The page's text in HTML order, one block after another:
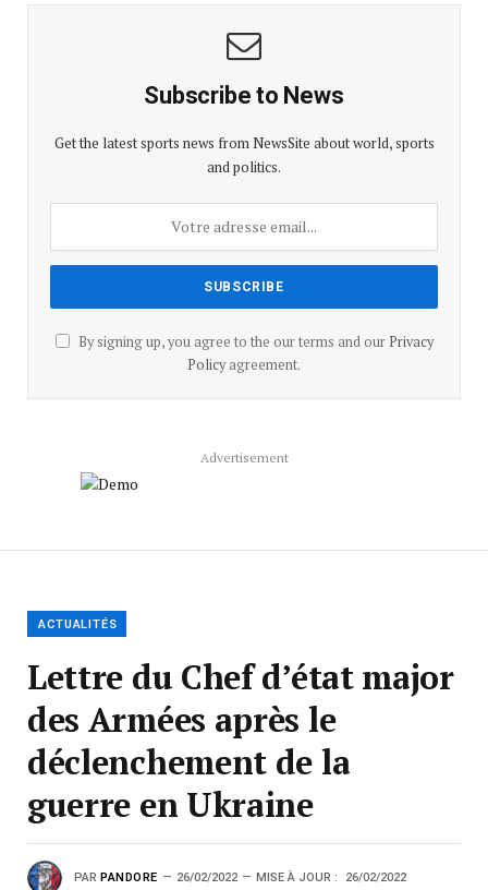
Subscribe to News
Get the latest sports news from NewsSite about world, sports
and politics.
By signing up, you agree to the our terms and our Privacy
Policyagreement.
Advertisement
ACTUALITÉS
Lettre du Chef d’état major
des Armées après le
déclenchement de la
guerre en Ukraine
PAR PANDORE 26/02/2022 MISE À JOUR : 26/02/2022